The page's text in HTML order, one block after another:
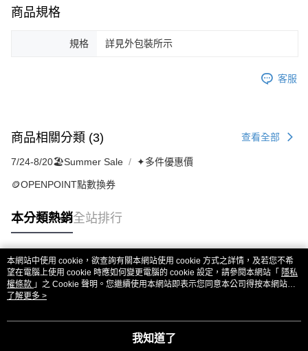
商品規格
規格 詳見外包裝所示
客服
商品相關分類 (3) 查看全部
7/24-8/20🏖️Summer Sale ✦多件優惠價
🪙OPENPOINT點數換券
本分類熱銷全站排行
熱門標籤
本網站中使用 cookie，欲查詢有關本網站使用 cookie 方式之詳情，及若您不希
望在電腦上使用 cookie 時應如何變更電腦的 cookie 設定，請參閱本網站「 隱私
權條款 」之 Cookie 聲明。您繼續使用本網站即表示您同意本公司得按本網站使
用條款之 Cookie 聲明使用 cookie。
了解更多 >
我知道了